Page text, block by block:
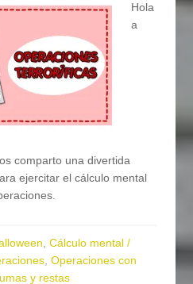
Hola
a
comparto una divertida
ejercitar el cálculo mental
,Cálculo mental /
,Operaciones con
y restas